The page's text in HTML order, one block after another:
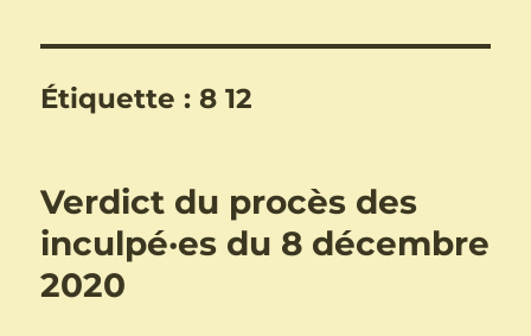
Étiquette :8 12
Verdict du procès des
inculpé·es du 8 décembre
2020